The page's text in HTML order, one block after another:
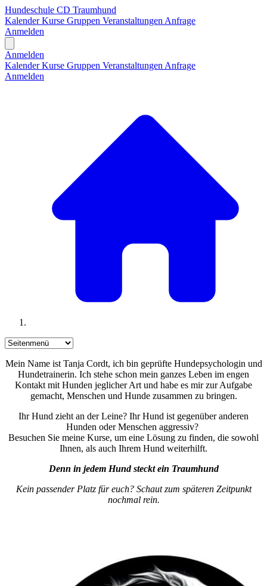
Hundeschule CD Traumhund
KalenderKurse Gruppen Veranstaltungen Anfrage
Anmelden
Anmelden
KalenderKurse Gruppen Veranstaltungen Anfrage
Anmelden
Mein Name ist Tanja Cordt, ich bin geprüfte Hundepsychologin und
Hundetrainerin. Ich stehe schon mein ganzes Leben im engen
Kontakt mit Hunden jeglicher Art und habe es mir zur Aufgabe
gemacht, Menschen und Hunde zusammen zu bringen.
Ihr Hund zieht an der Leine? Ihr Hund ist gegenüber anderen
Hunden oder Menschen aggressiv?
Besuchen Sie meine Kurse, um eine Lösung zu finden, die sowohl
Ihnen, als auch Ihrem Hund weiterhilft.
Denn in jedem Hund steckt ein Traumhund
Kein passender Platz für euch? Schaut zum späteren Zeitpunkt
nochmal rein.